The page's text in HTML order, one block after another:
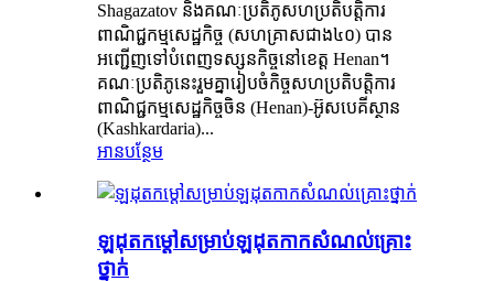
Shagazatov និងគណៈប្រតិភូសហប្រតិបត្តិការ
ពាណិជ្ជកម្មសេដ្ឋកិច្ច (សហគ្រាសជាង៤០) បាន
អញ្ជើញទៅបំពេញទស្សនកិច្ចនៅខេត្ត Henan។
គណៈប្រតិភូនេះរួមគ្នារៀបចំកិច្ចសហប្រតិបត្តិការ
ពាណិជ្ជកម្មសេដ្ឋកិច្ចចិន (Henan)-អ៊ូសបេគីស្ថាន
(Kashkardaria)...
អានបន្ថែម
ឡដុតកម្ដៅសម្រាប់ឡដុតកាកសំណល់គ្រោះ
ថ្នាក់